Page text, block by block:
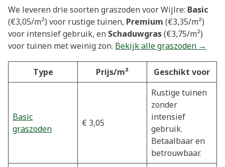
We leveren drie soorten graszoden voor Wijlre: Basic
(€3,05/m²) voor rustige tuinen, Premium (€3,35/m²)
voor intensief gebruik, en Schaduwgras(€3,75/m²)
voor tuinen met weinig zon. Bekijk alle graszoden →
Type Prijs/m² Geschikt voor
Basic
graszoden
€ 3,05
Rustige tuinen
zonder
intensief
gebruik.
Betaalbaar en
betrouwbaar.